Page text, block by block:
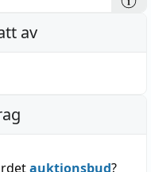
av
auktionsbud?